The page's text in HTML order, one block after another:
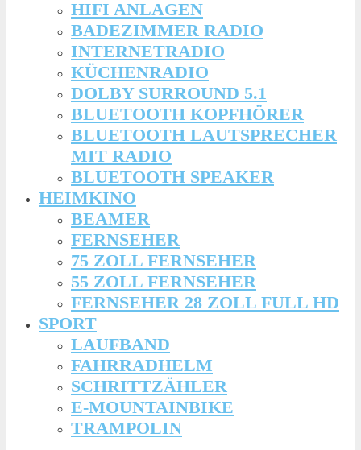
HIFI ANLAGEN
BADEZIMMER RADIO
INTERNETRADIO
KÜCHENRADIO
DOLBY SURROUND 5.1
BLUETOOTH KOPFHÖRER
BLUETOOTH LAUTSPRECHER
MIT RADIO
BLUETOOTH SPEAKER
HEIMKINO
BEAMER
FERNSEHER
75 ZOLL FERNSEHER
55 ZOLL FERNSEHER
FERNSEHER 28 ZOLL FULL HD
SPORT
LAUFBAND
FAHRRADHELM
SCHRITTZÄHLER
E-MOUNTAINBIKE
TRAMPOLIN